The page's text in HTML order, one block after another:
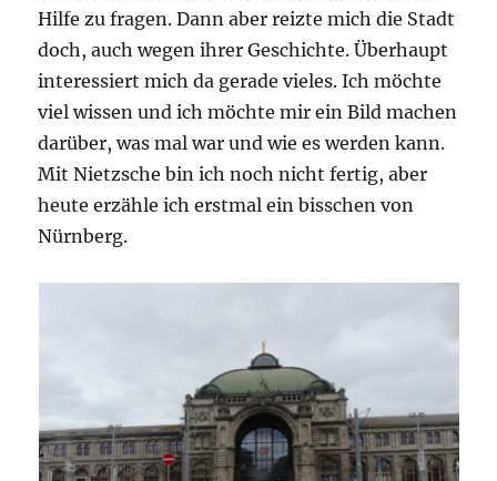
Hilfe zu fragen. Dann aber reizte mich die Stadt
doch, auch wegen ihrer Geschichte. Überhaupt
interessiert mich da gerade vieles. Ich möchte
viel wissen und ich möchte mir ein Bild machen
darüber, was mal war und wie es werden kann.
Mit Nietzsche bin ich noch nicht fertig, aber
heute erzähle ich erstmal ein bisschen von
Nürnberg.